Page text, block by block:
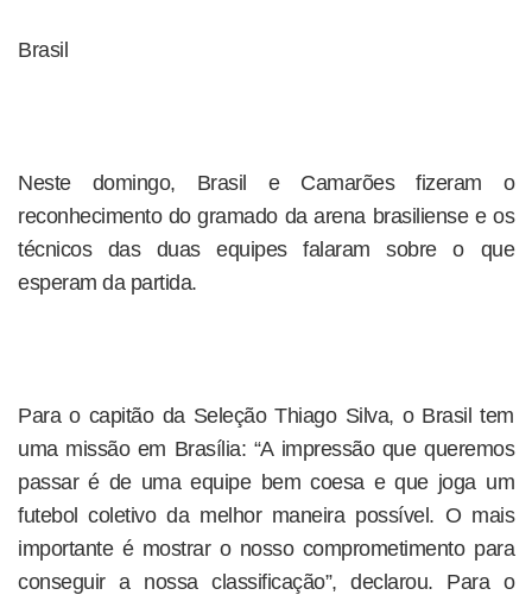
Brasil
Neste domingo, Brasil e Camarões fizeram o
reconhecimento do gramado da arena brasiliense e os
técnicos das duas equipes falaram sobre o que
esperam da partida.
Para o capitão da Seleção Thiago Silva, o Brasil tem
uma missão em Brasília: “A impressão que queremos
passar é de uma equipe bem coesa e que joga um
futebol coletivo da melhor maneira possível. O mais
importante é mostrar o nosso comprometimento para
conseguir a nossa classificação”, declarou. Para o